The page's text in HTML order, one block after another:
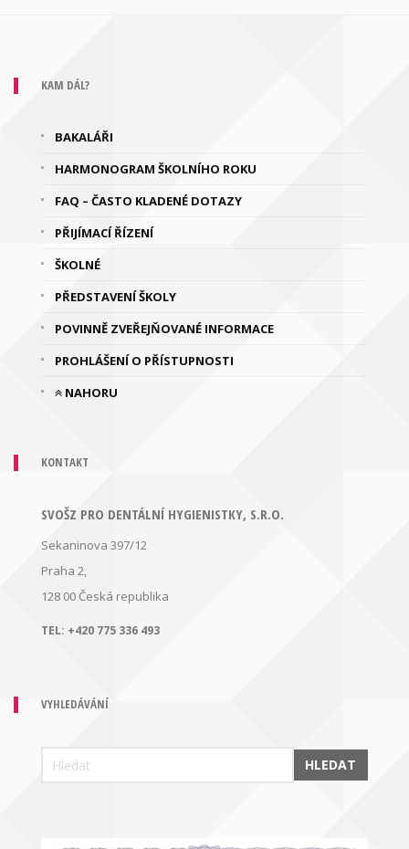
KAM DÁL?
BAKALÁŘI
HARMONOGRAM ŠKOLNÍHO ROKU
FAQ – ČASTO KLADENÉ DOTAZY
PŘIJÍMACÍ ŘÍZENÍ
ŠKOLNÉ
PŘEDSTAVENÍ ŠKOLY
POVINNĚ ZVEŘEJŇOVANÉ INFORMACE
PROHLÁŠENÍ O PŘÍSTUPNOSTI
NAHORU
KONTAKT
SVOŠZ PRO DENTÁLNÍ HYGIENISTKY, S.R.O.
Sekaninova 397/12
Praha 2,
128 00 Česká republika
TEL: +420 775 336 493
VYHLEDÁVÁNÍ
HLEDAT